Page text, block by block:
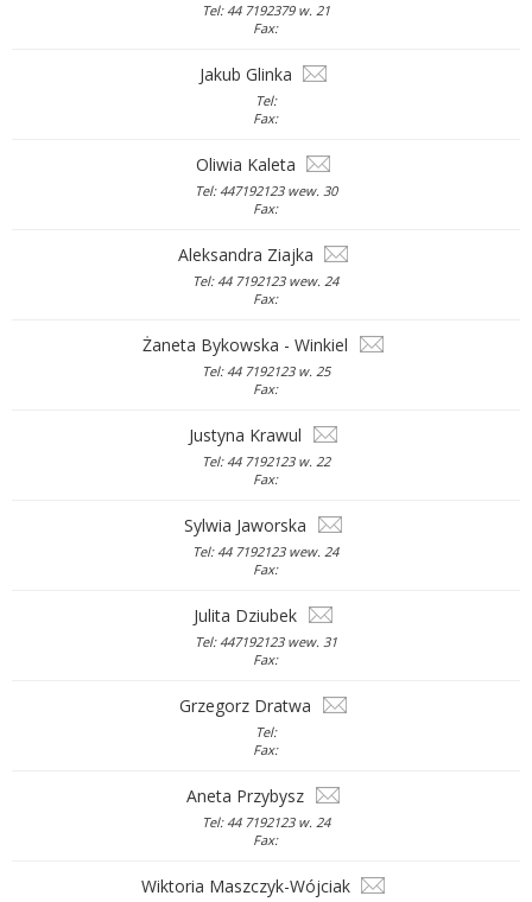
Tel: 44 7192379 w. 21
Fax:
Jakub Glinka
Tel:
Fax:
Oliwia Kaleta
Tel: 447192123 wew. 30
Fax:
Aleksandra Ziajka
Tel: 44 7192123 wew. 24
Fax:
Żaneta Bykowska - Winkiel
Tel: 44 7192123 w. 25
Fax:
Justyna Krawul
Tel: 44 7192123 w. 22
Fax:
Sylwia Jaworska
Tel: 44 7192123 wew. 24
Fax:
Julita Dziubek
Tel: 447192123 wew. 31
Fax:
Grzegorz Dratwa
Tel:
Fax:
Aneta Przybysz
Tel: 44 7192123 w. 24
Fax:
Wiktoria Maszczyk-Wójciak